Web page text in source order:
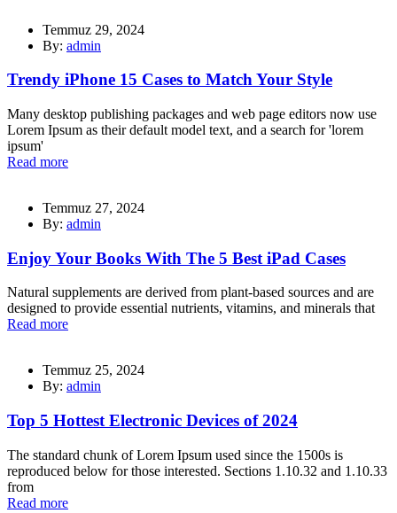
Temmuz 29, 2024
By: admin
Trendy iPhone 15 Cases to Match Your Style
Many desktop publishing packages and web page editors now use
Lorem Ipsum as their default model text, and a search for 'lorem
ipsum'
Read more
Temmuz 27, 2024
By: admin
Enjoy Your Books With The 5 Best iPad Cases
Natural supplements are derived from plant-based sources and are
designed to provide essential nutrients, vitamins, and minerals that
Read more
Temmuz 25, 2024
By: admin
Top 5 Hottest Electronic Devices of 2024
The standard chunk of Lorem Ipsum used since the 1500s is
reproduced below for those interested. Sections 1.10.32 and 1.10.33
from
Read more